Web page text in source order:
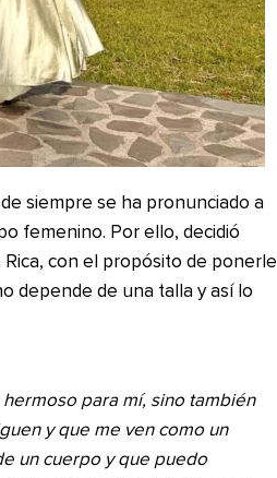
siempre se ha pronunciado a
femenino. Por ello, decidió
Rica, con el propósito de ponerle
depende de una talla y así lo
para mí, sino también
y que me ven como un
un cuerpo y que puedo